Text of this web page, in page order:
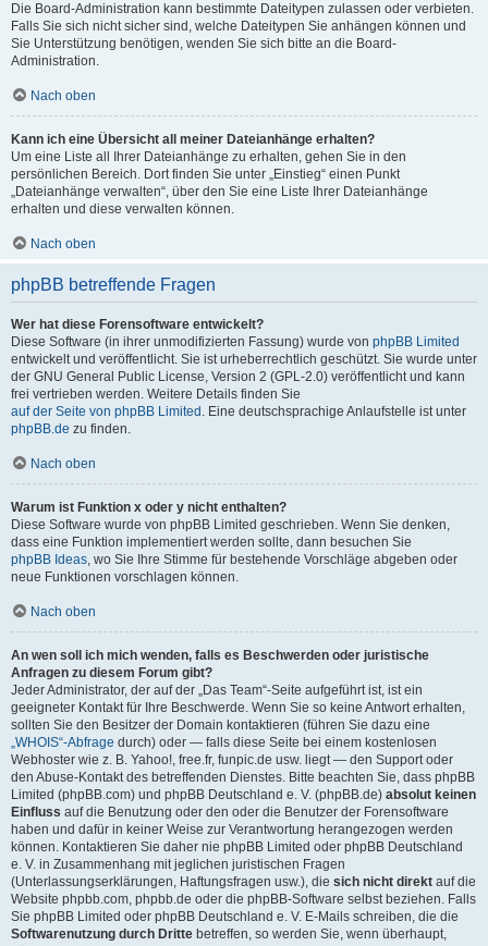
Die Board-Administration kann bestimmte Dateitypen zulassen oder verbieten.
Falls Sie sich nicht sicher sind, welche Dateitypen Sie anhängen können und
Sie Unterstützung benötigen, wenden Sie sich bitte an die Board-
Administration.
Nach oben
Kann ich eine Übersicht all meiner Dateianhänge erhalten?
Um eine Liste all Ihrer Dateianhänge zu erhalten, gehen Sie in den
persönlichen Bereich. Dort finden Sie unter „Einstieg“ einen Punkt
„Dateianhänge verwalten“, über den Sie eine Liste Ihrer Dateianhänge
erhalten und diese verwalten können.
Nach oben
phpBB betreffende Fragen
Wer hat diese Forensoftware entwickelt?
Diese Software (in ihrer unmodifizierten Fassung) wurde von phpBB Limited
entwickelt und veröffentlicht. Sie ist urheberrechtlich geschützt. Sie wurde unter
der GNU General Public License, Version 2 (GPL-2.0) veröffentlicht und kann
frei vertrieben werden. Weitere Details finden Sie
auf der Seite von phpBB Limited . Eine deutschsprachige Anlaufstelle ist unter
phpBB.de zu finden.
Nach oben
Warum ist Funktion x oder y nicht enthalten?
Diese Software wurde von phpBB Limited geschrieben. Wenn Sie denken,
dass eine Funktion implementiert werden sollte, dann besuchen Sie
phpBB Ideas, wo Sie Ihre Stimme für bestehende Vorschläge abgeben oder
neue Funktionen vorschlagen können.
Nach oben
An wen soll ich mich wenden, falls es Beschwerden oder juristische
Anfragen zu diesem Forum gibt?
Jeder Administrator, der auf der „Das Team“-Seite aufgeführt ist, ist ein
geeigneter Kontakt für Ihre Beschwerde. Wenn Sie so keine Antwort erhalten,
sollten Sie den Besitzer der Domain kontaktieren (führen Sie dazu eine
„WHOIS“-Abfrage durch) oder — falls diese Seite bei einem kostenlosen
Webhoster wie z. B. Yahoo!, free.fr, funpic.de usw. liegt — den Support oder
den Abuse-Kontakt des betreffenden Dienstes. Bitte beachten Sie, dass phpBB
Limited (phpBB.com) und phpBB Deutschland e. V. (phpBB.de) absolut keinen
Einfluss auf die Benutzung oder den oder die Benutzer der Forensoftware
haben und dafür in keiner Weise zur Verantwortung herangezogen werden
können. Kontaktieren Sie daher nie phpBB Limited oder phpBB Deutschland
e. V. in Zusammenhang mit jeglichen juristischen Fragen
(Unterlassungserklärungen, Haftungsfragen usw.), die sich nicht direkt auf die
Website phpbb.com, phpbb.de oder die phpBB-Software selbst beziehen. Falls
Sie phpBB Limited oder phpBB Deutschland e. V. E-Mails schreiben, die die
Softwarenutzung durch Dritte betreffen, so werden Sie, wenn überhaupt,